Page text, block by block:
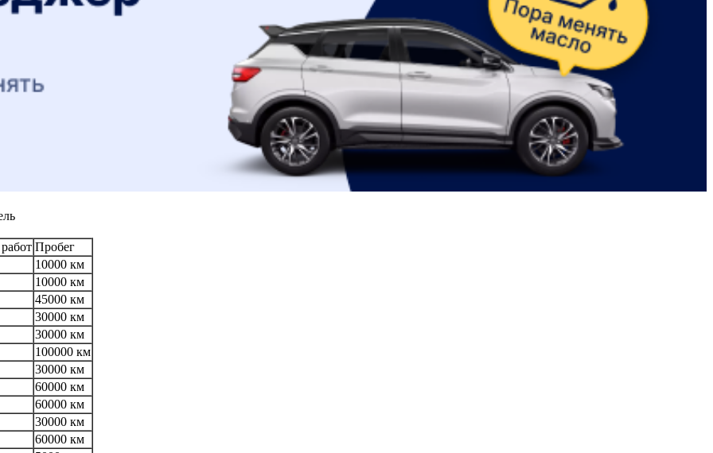
Пробег
10000 км
10000 км
45000 км
30000 км
30000 км
100000 км
30000 км
60000 км
60000 км
30000 км
60000 км